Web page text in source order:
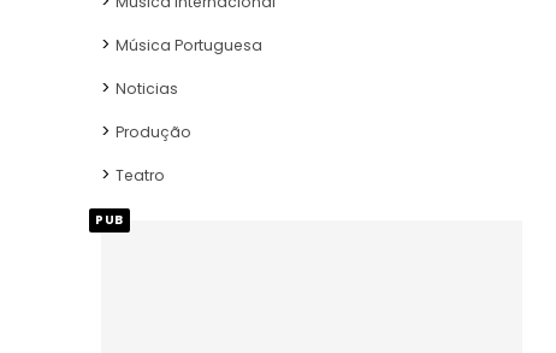
Música Portuguesa
Noticias
Produção
Teatro
PUB